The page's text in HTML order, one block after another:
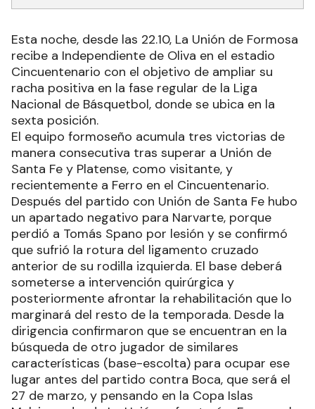
Esta noche, desde las 22.10, La Unión de Formosa
recibe a Independiente de Oliva en el estadio
Cincuentenario con el objetivo de ampliar su
racha positiva en la fase regular de la Liga
Nacional de Básquetbol, donde se ubica en la
sexta posición.
El equipo formoseño acumula tres victorias de
manera consecutiva tras superar a Unión de
Santa Fe y Platense, como visitante, y
recientemente a Ferro en el Cincuentenario.
Después del partido con Unión de Santa Fe hubo
un apartado negativo para Narvarte, porque
perdió a Tomás Spano por lesión y se confirmó
que sufrió la rotura del ligamento cruzado
anterior de su rodilla izquierda. El base deberá
someterse a intervención quirúrgica y
posteriormente afrontar la rehabilitación que lo
marginará del resto de la temporada. Desde la
dirigencia confirmaron que se encuentran en la
búsqueda de otro jugador de similares
características (base-escolta) para ocupar ese
lugar antes del partido contra Boca, que será el
27 de marzo, y pensando en la Copa Islas